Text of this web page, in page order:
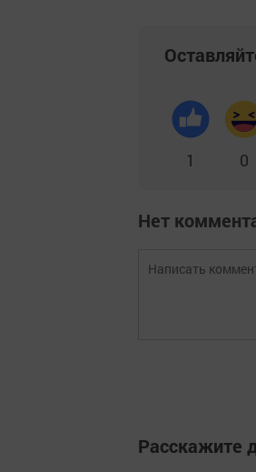
1 0
Нет
Расскажите